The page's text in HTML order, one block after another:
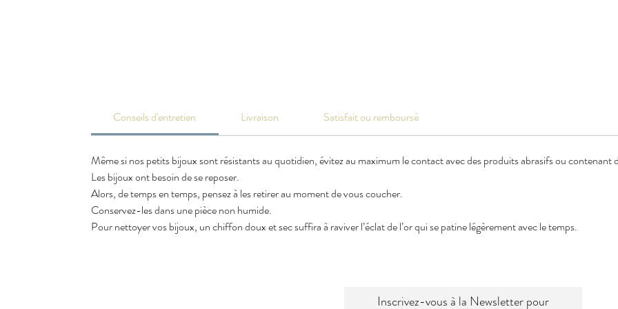
Conseils d'entretien Livraison Satisfait ou remboursé
Même si nos petits bijoux sont résistants au quotidien, évitez au maximum le contact avec des produits abrasifs ou contenant
Les bijoux ont besoin de se reposer.
Alors, de temps en temps, pensez à les retirer au moment de vous coucher.
Conservez-les dans une pièce non humide.
Pour nettoyer vos bijoux, un chiffon doux et sec suffira à raviver l’éclat de l’or qui se patine légèrement avec le temps.
Inscrivez-vous à la Newsletter pour